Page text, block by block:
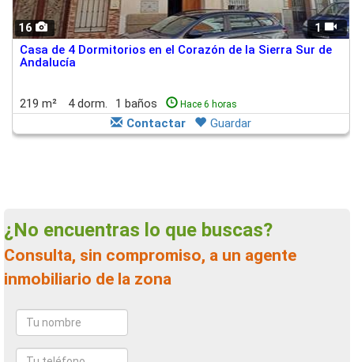
16 1
Casa de 4 Dormitorios en el Corazón de la Sierra Sur de
Andalucía
219 m² 4 dorm. 1 baños Hace 6 horas
Contactar Guardar
¿No encuentras lo que buscas?
Consulta, sin compromiso, a un agente
inmobiliario de la zona